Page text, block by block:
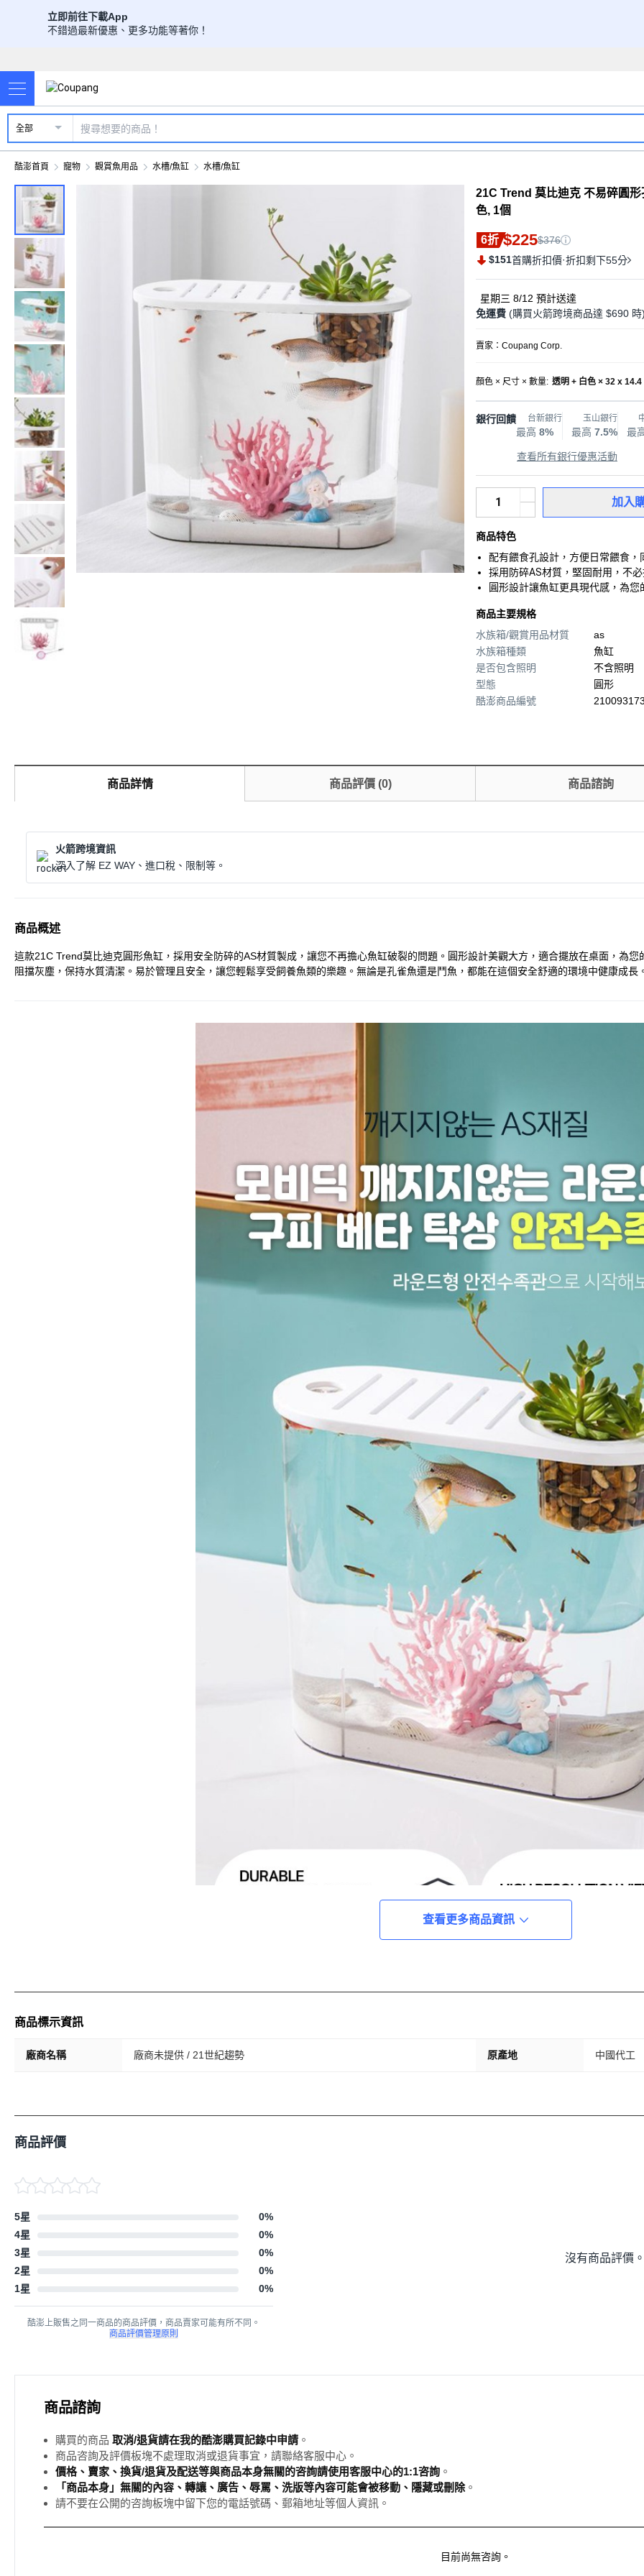
立即前往下載App
不錯過最新優惠、更多功能等著你！
全部
酷澎首頁 寵物 觀賞魚用品 水槽/魚缸 水槽/魚缸
21C Trend 莫比迪克 不易碎圓
色, 1個
6折 $225$376
$151首購折扣價·折扣剩下55分
星期三 8/12 預計送達
免運費 (購買火箭跨境商品達 $690 時
賣家： Coupang Corp.
顏色 × 尺寸 × 數量: 透明 + 白色 × 32 x
銀行回饋 台新銀行
最高 8%
玉山銀行
最高 7.5% 最
查看所有銀行優惠活動
加入
商品特色
配有餵食孔設計，方便日常餵食
採用防碎AS材質，堅固耐用，不
圓形設計讓魚缸更具現代感，為
商品主要規格
水族箱/觀賞用品材質
as
水族箱種類
魚缸
是否包含照明
不含照明
型態
圓形
酷澎商品編號
商品詳情 商品評價(0) 商品諮詢
火箭跨境資訊
深入了解 EZ WAY、進口稅、限制等。
商品概述
這款21C Trend莫比迪克圓形魚缸，採用安全防碎的AS材質製成，讓您不再擔心魚缸破裂的問題。圓形設計美觀大方，適合擺放在桌面，為
阻擋灰塵，保持水質清潔。易於管理且安全，讓您輕鬆享受飼養魚類的樂趣。無論是孔雀魚還是鬥魚，都能在這個安全舒適的環境中健康成長
查看更多商品資訊
商品標示資訊
廠商名稱 廠商未提供 / 21世紀趨勢 原產地 中國代工
商品評價
5星 0%
4星
0%
3星
0%
2星
0%
1星
0%
酷澎上販售之同一商品的商品評價，商品賣家可能有所不同。
商品評價管理原則
沒有商品評價
商品諮詢
購買的商品 取消/退貨請在我的酷澎購買記錄中申請 。
商品咨詢及評價板塊不處理取消或退貨事宜，請聯絡客服中心。
價格、賣家、換貨/退貨及配送等與商品本身無關的咨詢請使用客服中心的1:1咨詢 。
「商品本身」無關的內容、轉讓、廣告、辱罵、洗版等內容可能會被移動、隱藏或刪除。
請不要在公開的咨詢板塊中留下您的電話號碼、郵箱地址等個人資訊。
目前尚無咨詢。